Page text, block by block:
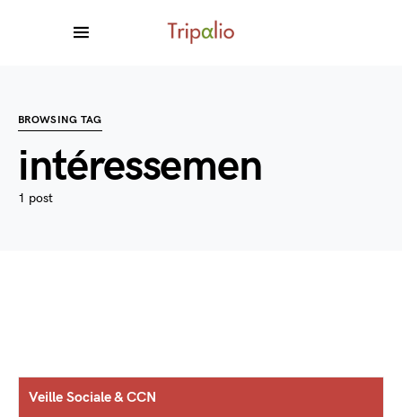
BROWSING TAG
intéressemen
1 post
Veille Sociale & CCN